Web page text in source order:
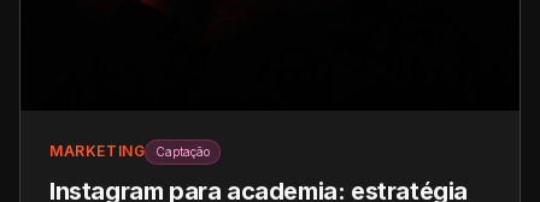
MARKETING Captação
Instagram para academia: estratégia